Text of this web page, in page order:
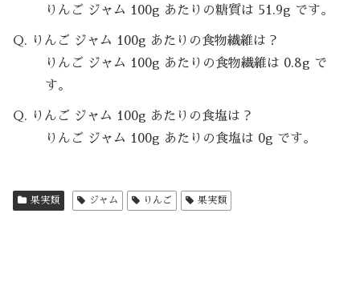
りんご ジャム 100g あたりの糖質は 51.9g です。
Q. りんご ジャム 100g あたりの食物繊維は？
りんご ジャム 100g あたりの食物繊維は 0.8g で
す。
Q. りんご ジャム 100g あたりの食塩は？
りんご ジャム 100g あたりの食塩は 0g です。
果実類 ジャム りんご 果実類